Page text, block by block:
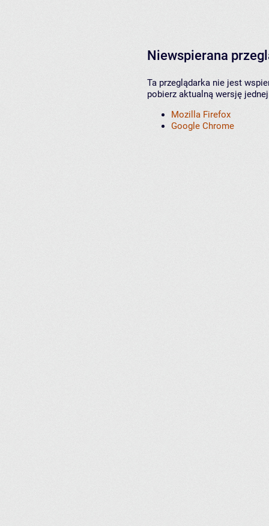
Niewspierana
Ta przeglądarka nie jest
pobierz aktualną wersję
Mozilla Firefox
Google Chrome